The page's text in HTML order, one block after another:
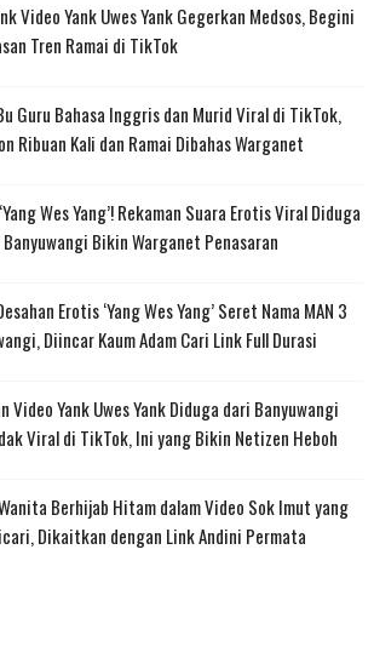
Video Yank Uwes Yank Gegerkan Medsos, Begini
Tren Ramai di TikTok
Guru Bahasa Inggris dan Murid Viral di TikTok,
Ribuan Kali dan Ramai Dibahas Warganet
Wes Yang’! Rekaman Suara Erotis Viral Diduga
Bikin Warganet Penasaran
Erotis ‘Yang Wes Yang’ Seret Nama MAN 3
Diincar Kaum Adam Cari Link Full Durasi
Video Yank Uwes Yank Diduga dari Banyuwangi
Viral di TikTok, Ini yang Bikin Netizen Heboh
Berhijab Hitam dalam Video Sok Imut yang
Dikaitkan dengan Link Andini Permata